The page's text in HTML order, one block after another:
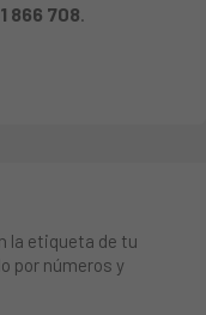
866 708
la etiqueta de tu
por números y